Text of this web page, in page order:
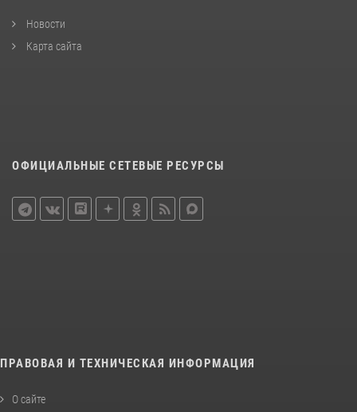
Новости
Карта сайта
ОФИЦИАЛЬНЫЕ СЕТЕВЫЕ РЕСУРСЫ
ПРАВОВАЯ И ТЕХНИЧЕСКАЯ ИНФОРМАЦИЯ
О сайте